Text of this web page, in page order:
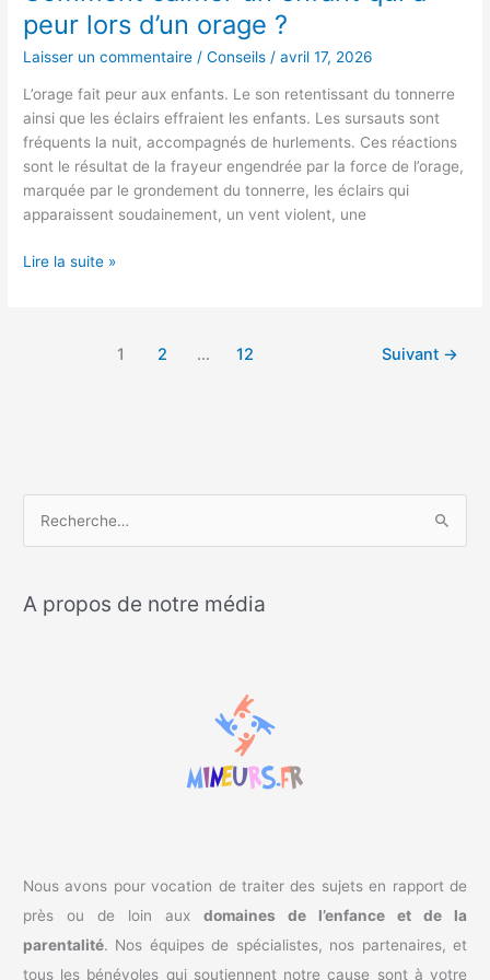
peur lors d’un orage ?
Laisser un commentaire /Conseils /avril 17, 2026
L’orage fait peur aux enfants. Le son retentissant du tonnerre
ainsi que les éclairs effraient les enfants. Les sursauts sont
fréquents la nuit, accompagnés de hurlements. Ces réactions
sont le résultat de la frayeur engendrée par la force de l’orage,
marquée par le grondement du tonnerre, les éclairs qui
apparaissent soudainement, un vent violent, une
Lire la suite »
1 2 … 12 Suivant →
hA propos de notre média
Nous avons pour vocation de traiter des sujets en rapport de
près ou de loin aux domaines de l’enfance et de la
parentalité. Nos équipes de spécialistes, nos partenaires, et
tous les bénévoles qui soutiennent notre cause sont à votre